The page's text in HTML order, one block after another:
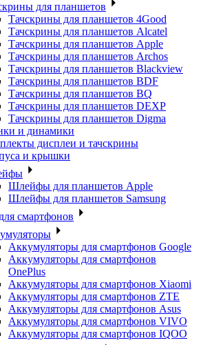
для планшетов
Тачскрины для планшетов 4Good
Тачскрины для планшетов Alcatel
Тачскрины для планшетов Apple
Тачскрины для планшетов Archos
Тачскрины для планшетов Blackview
Тачскрины для планшетов BDF
Тачскрины для планшетов BQ
Тачскрины для планшетов DEXP
Тачскрины для планшетов Digma
и динамики
дисплеи и тачскрины
и крышки
Шлейфы для планшетов Apple
Шлейфы для планшетов Samsung
смартфонов
Аккумуляторы для смартфонов Google
Аккумуляторы для смартфонов
OnePlus
Аккумуляторы для смартфонов Xiaomi
Аккумуляторы для смартфонов ZTE
Аккумуляторы для cмартфонов Asus
Аккумуляторы для смартфонов VIVO
Аккумуляторы для смартфонов IQOO